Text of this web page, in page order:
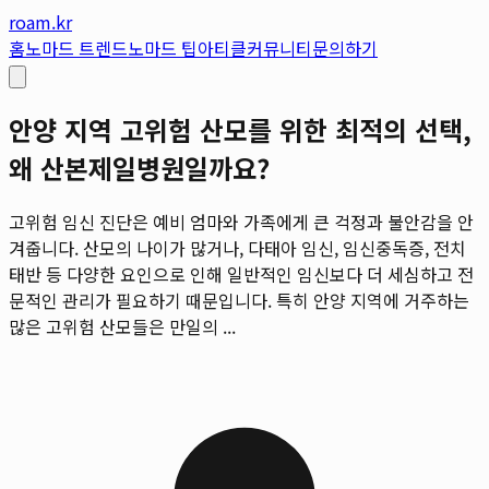
roam.kr
홈노마드 트렌드노마드 팁아티클커뮤니티문의하기
안양 지역 고위험 산모를 위한 최적의 선택,
왜 산본제일병원일까요?
고위험 임신 진단은 예비 엄마와 가족에게 큰 걱정과 불안감을 안
겨줍니다. 산모의 나이가 많거나, 다태아 임신, 임신중독증, 전치
태반 등 다양한 요인으로 인해 일반적인 임신보다 더 세심하고 전
문적인 관리가 필요하기 때문입니다. 특히 안양 지역에 거주하는
많은 고위험 산모들은 만일의 ...